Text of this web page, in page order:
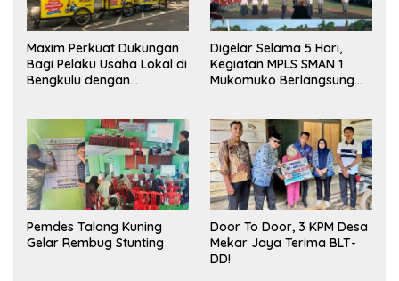
Maxim Perkuat Dukungan
Bagi Pelaku Usaha Lokal di
Bengkulu dengan
Pasar
Digelar Selama 5 Hari,
Kegiatan MPLS SMAN 1
Mukomuko Berlangsung
Pemdes Talang Kuning
Gelar Rembug Stunting
Door To Door, 3 KPM Desa
Mekar Jaya Terima BLT-
DD!